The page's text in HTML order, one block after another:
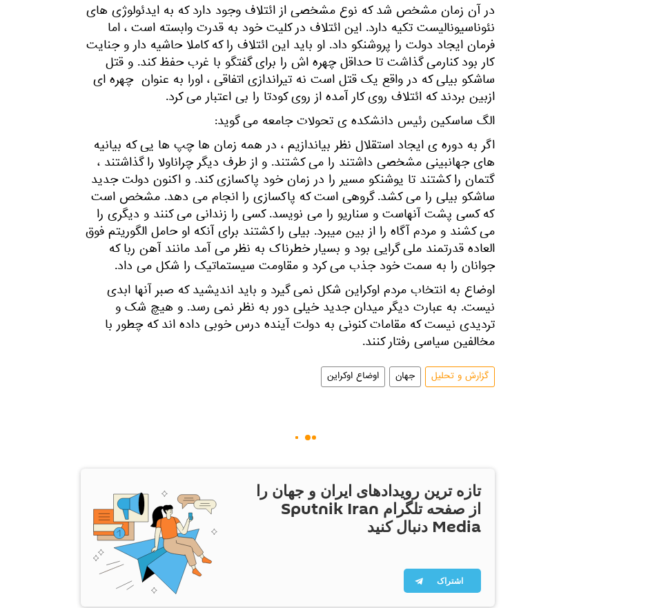
در آن زمان مشخص شد که نوع مشخصی از ائتلاف وجود دارد که به ایدئولوژی های
نئوناسیونالیست تکیه دارد. این ائتلاف در کلیت خود به قدرت وابسته است ، اما
فرمان ایجاد دولت را پروشنکو داد. او باید این ائتلاف را که کاملا حاشیه دار و جنایت
کار بود کنارمی گذاشت تا حداقل چهره اش را برای گفتگو با غرب حفظ کند. و قتل
ساشکو بیلی که در واقع یک قتل است نه تیراندازی اتفاقی ، اورا به عنوان چهره ای
ازبین بردند که ائتلاف روی کار آمده از روی کودتا را بی اعتبار می کرد.
الگ ساسکین رئیس دانشکده ی تحولات جامعه می گوید:
اگر به دوره ی ایجاد استقلال نظر بیاندازیم ، در همه زمان ها چپ ها یی که بیانیه
های جهانبینی مشخصی داشتند را می کشتند. و از طرف دیگر چراناولا را گذاشتند ،
گتمان را کشتند تا یوشنکو مسیر را در زمان خود پاکسازی کند. و اکنون دولت جدید
ساشکو بیلی را می کشد. گروهی است که پاکسازی را انجام می دهد. مشخص است
که کسی پشت آنهاست و سناریو را می نویسد. کسی را زندانی می کنند و دیگری را
می کشند و مردم آگاه را از بین میبرد. بیلی را کشتند برای آنکه او حامل الگوریتم فوق
العاده قدرتمند ملی گرایی بود و بسیار خطرناک به نظر می آمد مانند آهن ربا که
جوانان را به سمت خود جذب می کرد و مقاومت سیستماتیک را شکل می داد.
اوضاع به انتخاب مردم اوکراین شکل نمی گیرد و باید اندیشید که صبر آنها ابدی
نیست. به عبارت دیگر میدان جدید خیلی دور به نظر نمی رسد. و هیچ شک و
تردیدی نیست که مقامات کنونی به دولت آینده درس خوبی داده اند که چطور با
مخالفین سیاسی رفتار کنند.
گزارش و تحلیل جهان اوضاع اوکراین
تازه ترین رویدادهای ایران و جهان را
از صفحه تلگرام Sputnik Iran
Media دنبال کنید
اشتراک